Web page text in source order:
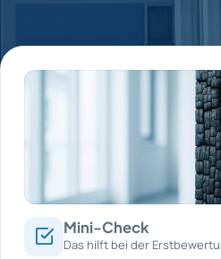
Mini-Check
Das hilft bei der